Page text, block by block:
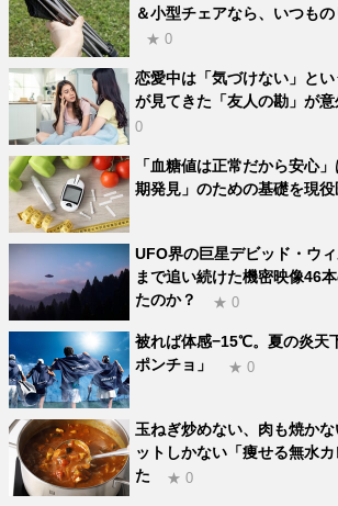
＆小型チェアなら、いつも
★ 0
恋愛中は「気づけない」と
が見てきた「友人の勘」が
0
「血糖値は正常だから安心
期発見」のための基礎を現
UFO界の巨星デビッド・ウ
まで追い続けた機密映像46
たのか？
★ 0
被れば体感−15℃。夏の炎天
ポンチョ」
★ 0
玉ねぎ炒めない、肉も焼か
ットしかない「痩せる無水
た
★ 0